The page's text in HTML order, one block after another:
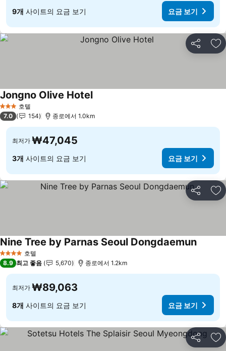
9개 사이트의 요금 보기 요금 보기
공유 즐
3 성급 호텔
Jongno Olive Hotel요금 보기
7.0 154 종로에서 1.0km
최저가 ₩47,045
3개 사이트의 요금 보기 요금 보기
공유 즐
4 성급 호텔
Nine Tree by Parnas Seoul Dongdaemun요금 보
8.9 최고 좋음 5,670 종로에서 1.2km
최저가 ₩89,063
8개 사이트의 요금 보기 요금 보기
공유 즐